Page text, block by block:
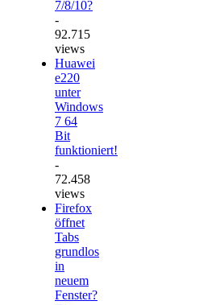
7/8/10?
-
92.715
views
Huawei
e220
unter
Windows
7 64
Bit
funktioniert!
-
72.458
views
Firefox
öffnet
Tabs
grundlos
in
neuem
Fenster?